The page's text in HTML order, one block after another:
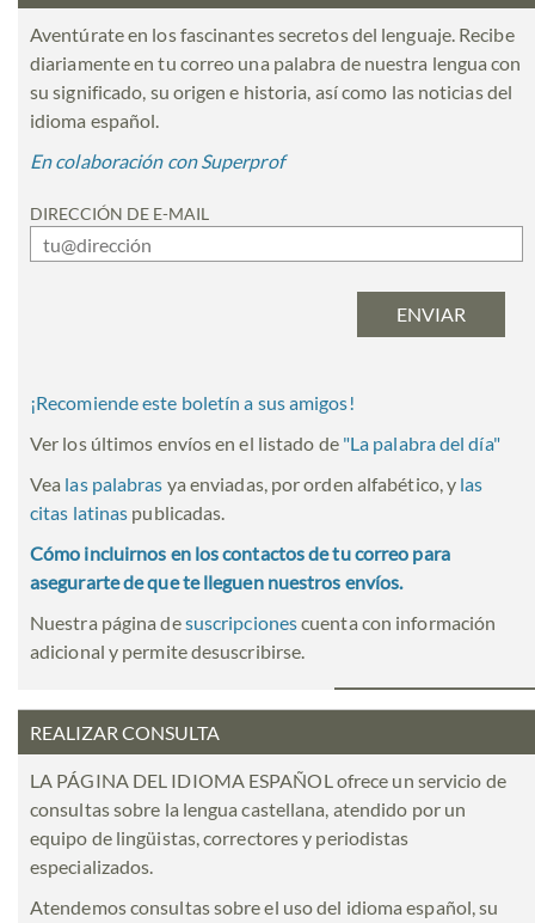
Aventúrate en los fascinantes secretos del lenguaje. Recibe
diariamente en tu correo una palabra de nuestra lengua con
su significado, su origen e historia, así como las noticias del
idioma español.
En colaboración con Superprof
DIRECCIÓN DE E-MAIL
¡Recomiende este boletín a sus amigos!
Ver los últimos envíos en el listado de "La palabra del día"
Vea las palabras ya enviadas, por orden alfabético, y las
citas latinas publicadas.
Cómo incluirnos en los contactos de tu correo para
asegurarte de que te lleguen nuestros envíos.
Nuestra página desuscripcionescuenta con información
adicional y permite desuscribirse.
REALIZAR CONSULTA
LA PÁGINA DEL IDIOMA ESPAÑOL ofrece un servicio de
consultas sobre la lengua castellana, atendido por un
equipo de lingüistas, correctores y periodistas
especializados.
Atendemos consultas sobre el uso del idioma español, su